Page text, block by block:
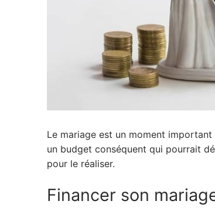
Le mariage est un moment important
un budget conséquent qui pourrait
pour le réaliser.
Financer son